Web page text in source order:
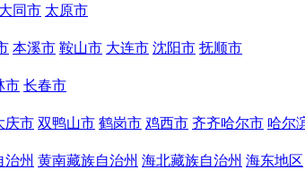
大同市 太原市
本溪市 鞍山市 大连市 沈阳市 抚顺市
市 长春市
庆市 双鸭山市 鹤岗市 鸡西市 齐齐哈尔市 哈尔
治州 黄南藏族自治州 海北藏族自治州 海东地区